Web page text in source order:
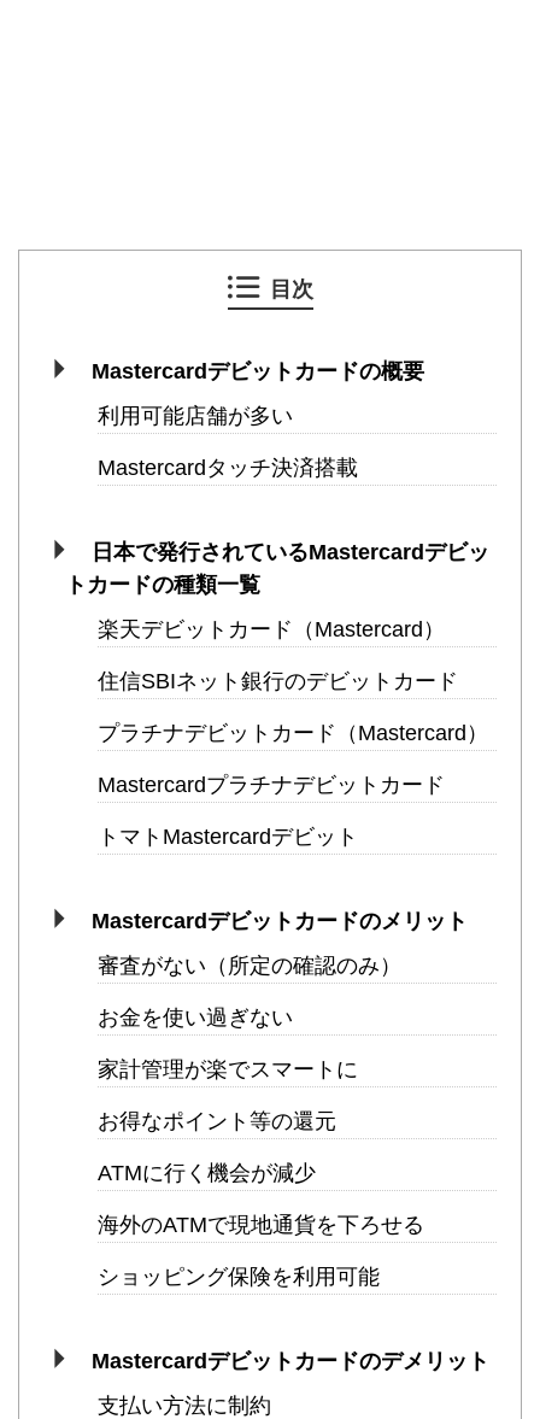
目次
Mastercardデビットカードの概要
利用可能店舗が多い
Mastercardタッチ決済搭載
日本で発行されているMastercardデビッ
トカードの種類一覧
楽天デビットカード（Mastercard）
住信SBIネット銀行のデビットカード
プラチナデビットカード（Mastercard）
Mastercardプラチナデビットカード
トマトMastercardデビット
Mastercardデビットカードのメリット
審査がない（所定の確認のみ）
お金を使い過ぎない
家計管理が楽でスマートに
お得なポイント等の還元
ATMに行く機会が減少
海外のATMで現地通貨を下ろせる
ショッピング保険を利用可能
Mastercardデビットカードのデメリット
支払い方法に制約